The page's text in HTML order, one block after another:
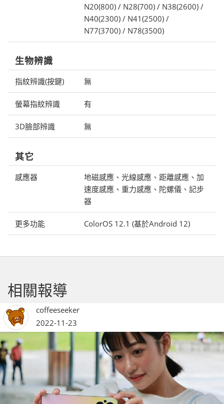
N20(800) / N28(700) / N38(2600) /
N40(2300) / N41(2500) /
N77(3700) / N78(3500)
生物辨識
指紋辨識(按鍵) 無
螢幕指紋辨識 有
3D臉部辨識 無
其它
感應器
地磁感應、光線感應、距離感應、加
速度感應、重力感應、陀螺儀、記步
器
更多功能 ColorOS 12.1 (基於Android 12)
相關報導
coffeeseeker
2022-11-23